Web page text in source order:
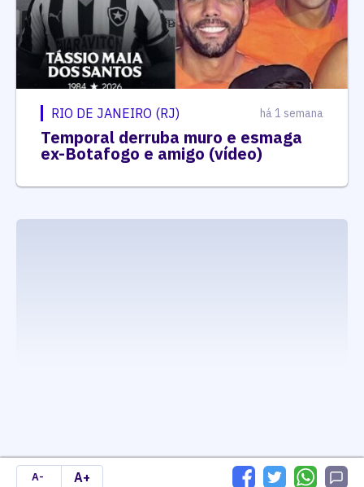
A- A+
RIO DE JANEIRO (RJ) há 1 semana
Temporal derruba muro e esmaga
ex-Botafogo e amigo (vídeo)